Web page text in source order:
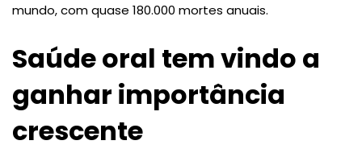
mundo, com quase 180.000 mortes anuais.
Saúde oral tem vindo a
ganhar importância
crescente